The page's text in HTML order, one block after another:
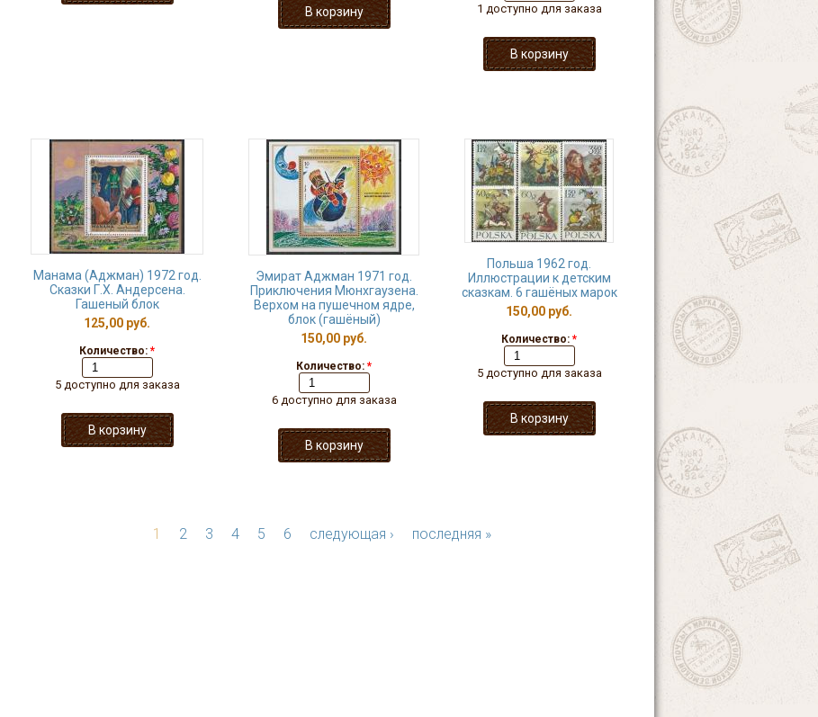
1 доступно для заказа
Манама (Аджман) 1972 год.
Сказки Г.Х. Андерсена.
Гашеный блок
125,00 руб.
Количество: *
5 доступно для заказа
Эмират Аджман 1971 год.
Приключения Мюнхгаузена.
Верхом на пушечном ядре,
блок (гашёный)
150,00 руб.
Количество: *
6 доступно для заказа
Польша 1962 год.
Иллюстрации к детским
сказкам. 6 гашёных марок
150,00 руб.
Количество: *
5 доступно для заказа
1 2 3 4 5 6 следующая › последняя »